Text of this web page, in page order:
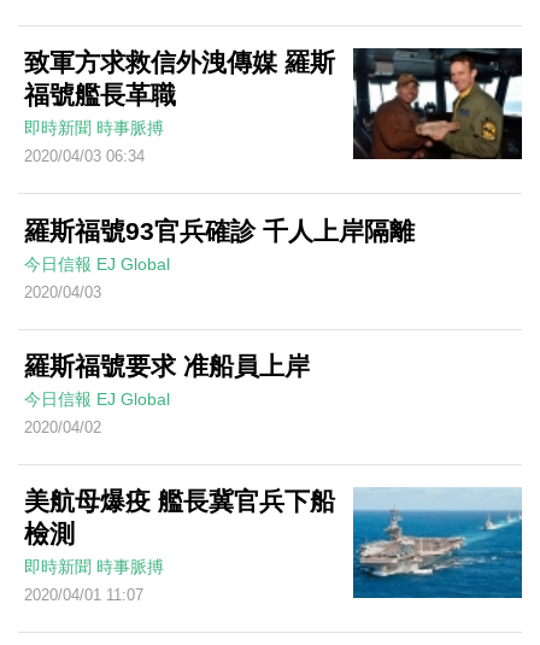
致軍方求救信外洩傳媒 羅斯
福號艦長革職
即時新聞 時事脈搏
2020/04/03 06:34
羅斯福號93官兵確診 千人上岸隔離
今日信報 EJ Global
2020/04/03
羅斯福號要求 准船員上岸
今日信報 EJ Global
2020/04/02
美航母爆疫 艦長冀官兵下船
檢測
即時新聞 時事脈搏
2020/04/01 11:07